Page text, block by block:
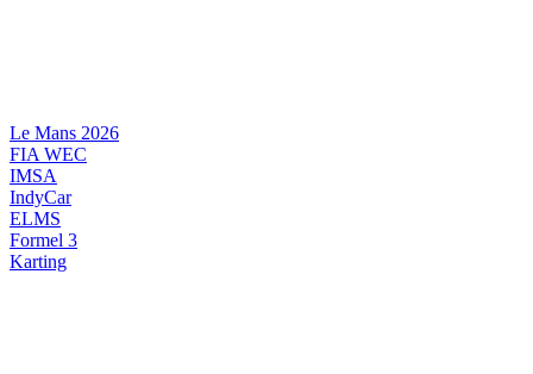
Le Mans 2026
FIA WEC
IMSA
IndyCar
ELMS
Formel 3
Karting